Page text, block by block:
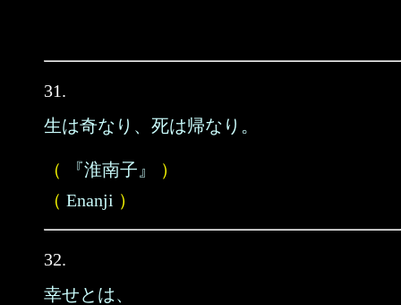
31.
生は奇なり、死は帰なり。
（ 『淮南子』
）
（ Enanji ）
32.
幸せとは、